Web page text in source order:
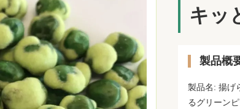
キッ
製品概
製品名: 揚げ
るグリーン